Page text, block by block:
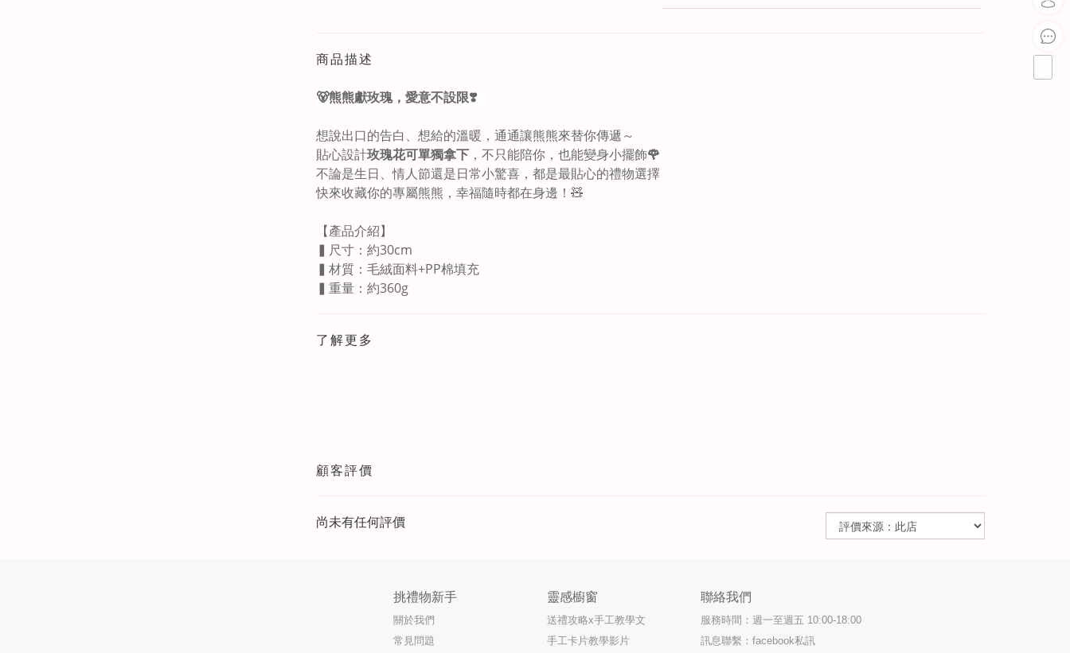
商品描述
🐻熊熊獻玫瑰，愛意不設限❣️
想說出口的告白、想給的溫暖，通通讓熊熊來替你傳遞～
貼心設計玫瑰花可單獨拿下 ，不只能陪你，也能變身小擺飾🌹
不論是生日、情人節還是日常小驚喜，都是最貼心的禮物選擇
快來收藏你的專屬熊熊，幸福隨時都在身邊！🧸
【產品介紹】
▍尺寸：約30cm
▍材質：毛絨面料+PP棉填充
▍重量：約360g
了解更多
顧客評價
尚未有任何評價
挑禮物新手
關於我們
常見問題
靈感櫥窗
送禮攻略x手工教學文
手工卡片教學影片
聯絡我們
服務時間：週一至週五 10:00-18:00
訊息聯繫：facebook私訊